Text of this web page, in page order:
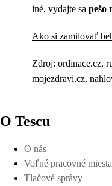
iné, vydajte sa pešo
Ako si zamilovať
Zdroj: ordinace.cz,
mojezdravi.cz,
O Tescu
O nás
Voľné pracovné miesta
Tlačové správy